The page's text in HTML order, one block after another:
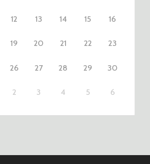
12 13 14 15 16
19 20 21 22 23
26 27 28 29 30
2 3 4 5 6